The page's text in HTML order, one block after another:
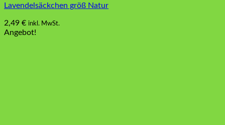
Lavendelsäckchen größ Natur
2,49 € inkl. MwSt.
Angebot!